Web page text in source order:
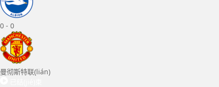
0 - 0
曼彻斯特联(lián)